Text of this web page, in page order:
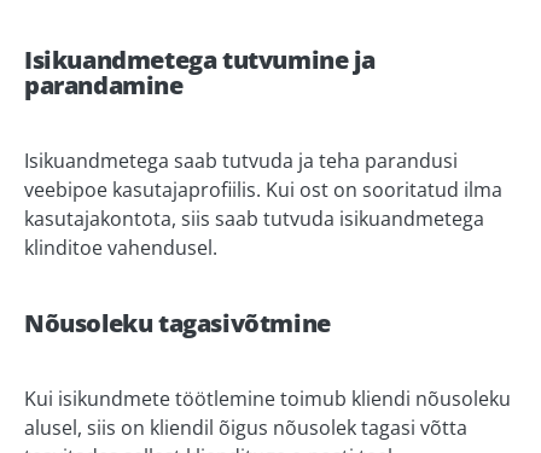
Isikuandmetega tutvumine ja
parandamine
Isikuandmetega saab tutvuda ja teha parandusi
veebipoe kasutajaprofiilis. Kui ost on sooritatud ilma
kasutajakontota, siis saab tutvuda isikuandmetega
klinditoe vahendusel.
Nõusoleku tagasivõtmine
Kui isikundmete töötlemine toimub kliendi nõusoleku
alusel, siis on kliendil õigus nõusolek tagasi võtta